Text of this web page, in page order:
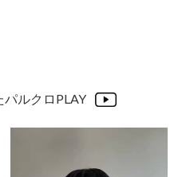
パルクロPLAY